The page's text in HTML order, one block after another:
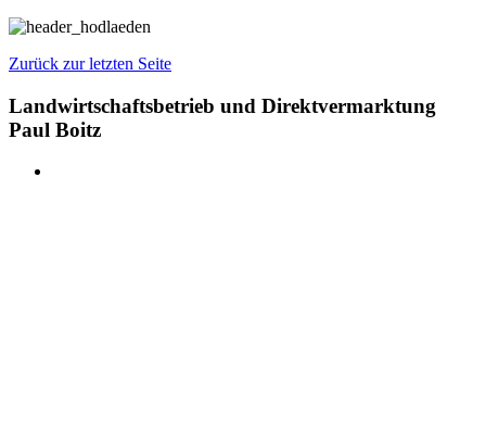
Zurück zur letzten Seite
Landwirtschaftsbetrieb und Direktvermarktung
Paul Boitz